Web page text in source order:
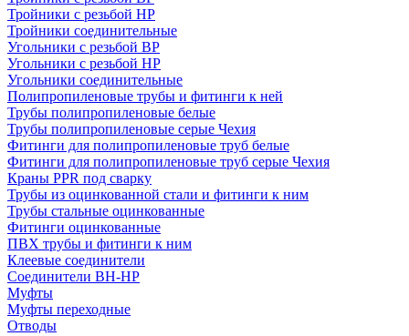
Тройники с резьбой НР
Тройники соединительные
Угольники с резьбой ВР
Угольники с резьбой НР
Угольники соединительные
Полипропиленовые трубы и фитинги к ней
Трубы полипропиленовые белые
Трубы полипропиленовые серые Чехия
Фитинги для полипропиленовые труб белые
Фитинги для полипропиленовые труб серые Чехия
Краны PPR под сварку
Трубы из оцинкованной стали и фитинги к ним
Трубы стальные оцинкованные
Фитинги оцинкованные
ПВХ трубы и фитинги к ним
Клеевые соединители
Соединители ВН-НР
Муфты
Муфты переходные
Отводы